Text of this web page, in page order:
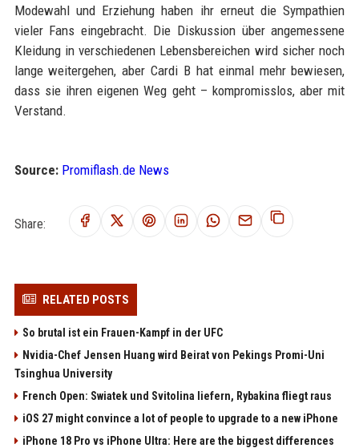
Modewahl und Erziehung haben ihr erneut die Sympathien
vieler Fans eingebracht. Die Diskussion über angemessene
Kleidung in verschiedenen Lebensbereichen wird sicher noch
lange weitergehen, aber Cardi B hat einmal mehr bewiesen,
dass sie ihren eigenen Weg geht – kompromisslos, aber mit
Verstand.
Source: Promiflash.de News
Share:
RELATED POSTS
So brutal ist ein Frauen-Kampf in der UFC
Nvidia-Chef Jensen Huang wird Beirat von Pekings Promi-Uni
Tsinghua University
French Open: Swiatek und Svitolina liefern, Rybakina fliegt raus
iOS 27 might convince a lot of people to upgrade to a new iPhone
iPhone 18 Pro vs iPhone Ultra: Here are the biggest differences